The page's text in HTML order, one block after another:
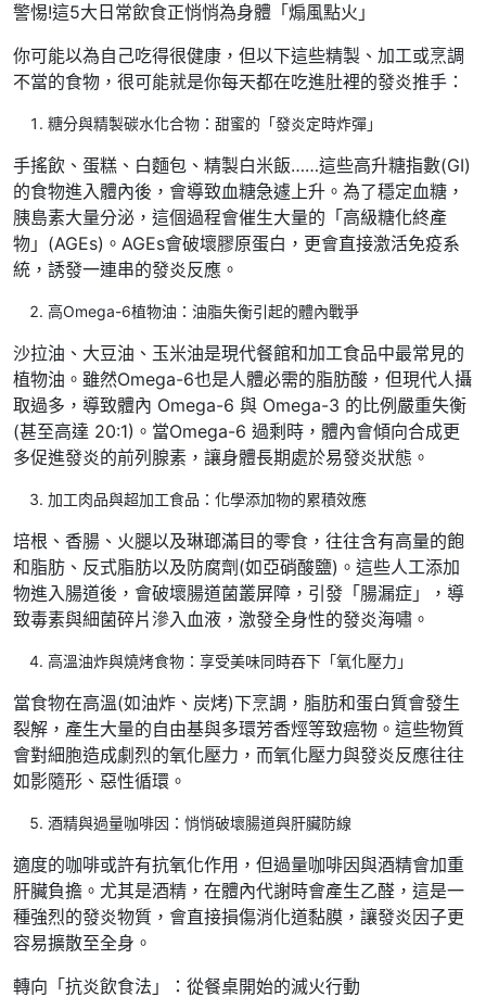
警惕!這5大日常飲食正悄悄為身體「煽風點火」
你可能以為自己吃得很健康，但以下這些精製、加工或烹調
不當的食物，很可能就是你每天都在吃進肚裡的發炎推手：
糖分與精製碳水化合物：甜蜜的「發炎定時炸彈」
手搖飲、蛋糕、白麵包、精製白米飯……這些高升糖指數(GI)
的食物進入體內後，會導致血糖急遽上升。為了穩定血糖，
胰島素大量分泌，這個過程會催生大量的「高級糖化終產
物」(AGEs)。AGEs會破壞膠原蛋白，更會直接激活免疫系
統，誘發一連串的發炎反應。
高Omega-6植物油：油脂失衡引起的體內戰爭
沙拉油、大豆油、玉米油是現代餐館和加工食品中最常見的
植物油。雖然Omega-6也是人體必需的脂肪酸，但現代人攝
取過多，導致體內 Omega-6 與 Omega-3 的比例嚴重失衡
(甚至高達 20:1)。當Omega-6 過剩時，體內會傾向合成更
多促進發炎的前列腺素，讓身體長期處於易發炎狀態。
加工肉品與超加工食品：化學添加物的累積效應
培根、香腸、火腿以及琳瑯滿目的零食，往往含有高量的飽
和脂肪、反式脂肪以及防腐劑(如亞硝酸鹽)。這些人工添加
物進入腸道後，會破壞腸道菌叢屏障，引發「腸漏症」，導
致毒素與細菌碎片滲入血液，激發全身性的發炎海嘯。
高溫油炸與燒烤食物：享受美味同時吞下「氧化壓力」
當食物在高溫(如油炸、炭烤)下烹調，脂肪和蛋白質會發生
裂解，產生大量的自由基與多環芳香烴等致癌物。這些物質
會對細胞造成劇烈的氧化壓力，而氧化壓力與發炎反應往往
如影隨形、惡性循環。
酒精與過量咖啡因：悄悄破壞腸道與肝臟防線
適度的咖啡或許有抗氧化作用，但過量咖啡因與酒精會加重
肝臟負擔。尤其是酒精，在體內代謝時會產生乙醛，這是一
種強烈的發炎物質，會直接損傷消化道黏膜，讓發炎因子更
容易擴散至全身。
轉向「抗炎飲食法」：從餐桌開始的滅火行動